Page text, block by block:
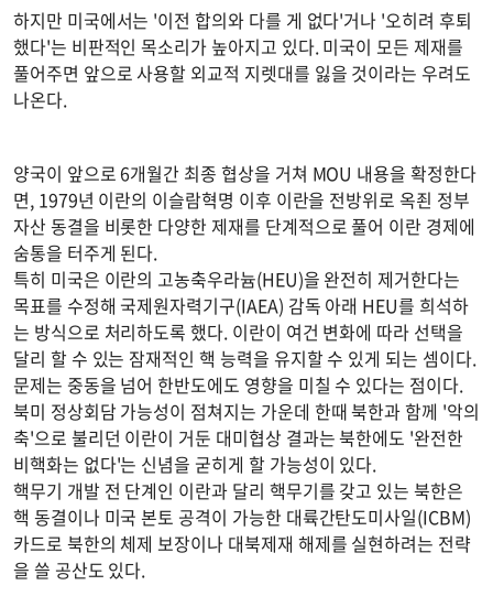
하지만 미국에서는 '이전 합의와 다를 게 없다'거나 '오히려 후퇴
했다'는 비판적인 목소리가 높아지고 있다. 미국이 모든 제재를
풀어주면 앞으로 사용할 외교적 지렛대를 잃을 것이라는 우려도
나온다.
양국이 앞으로 6개월간 최종 협상을 거쳐 MOU 내용을 확정한다
면, 1979년 이란의 이슬람혁명 이후 이란을 전방위로 옥죈 정부
자산 동결을 비롯한 다양한 제재를 단계적으로 풀어 이란 경제에
숨통을 터주게 된다.
특히 미국은 이란의 고농축우라늄(HEU)을 완전히 제거한다는
목표를 수정해 국제원자력기구(IAEA) 감독 아래 HEU를 희석하
는 방식으로 처리하도록 했다. 이란이 여건 변화에 따라 선택을
달리 할 수 있는 잠재적인 핵 능력을 유지할 수 있게 되는 셈이다.
문제는 중동을 넘어 한반도에도 영향을 미칠 수 있다는 점이다.
북미 정상회담 가능성이 점쳐지는 가운데 한때 북한과 함께 '악의
축'으로 불리던 이란이 거둔 대미협상 결과는 북한에도 '완전한
비핵화는 없다'는 신념을 굳히게 할 가능성이 있다.
핵무기 개발 전 단계인 이란과 달리 핵무기를 갖고 있는 북한은
핵 동결이나 미국 본토 공격이 가능한 대륙간탄도미사일(ICBM)
카드로 북한의 체제 보장이나 대북제재 해제를 실현하려는 전략
을 쓸 공산도 있다.